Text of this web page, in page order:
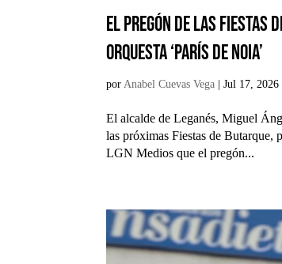
El pregón de las fiestas
Orquesta ‘París de Noia’
porAnabel Cuevas Vega |Jul 17, 2026
El alcalde de Leganés, Miguel
las próximas Fiestas de Butarque,
LGN Medios que el pregón...